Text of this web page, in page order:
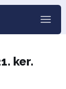
ker.